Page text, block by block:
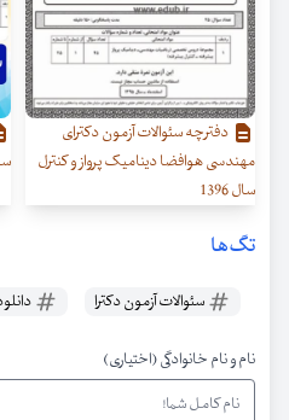
دفترچه سئوالات آزمون دکترای
مهندسی هوافضا دینامیک پرواز و کنترل
سال 1396
سال 98
تگ‌ها
سئوالات آزمون دکترا
نام و نام خانوادگی (اختیاری)